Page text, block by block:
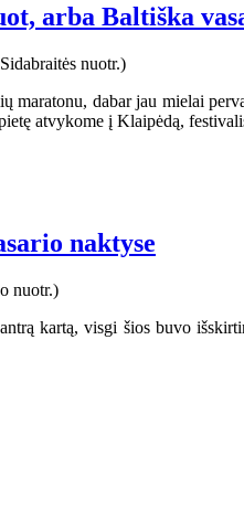
arba Baltiška
maratonu, dabar jau mielai
atvykome į Klaipėdą,
naktyse
kartą, visgi šios buvo